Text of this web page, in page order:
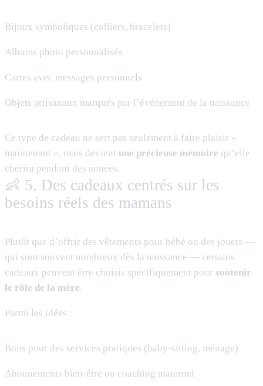
Bijoux symboliques (colliers, bracelets)
Albums photo personnalisés
Cartes avec messages personnels
Objets artisanaux marqués par l’événement de la naissance
Ce type de cadeau ne sert pas seulement à faire plaisir «
maintenant », mais devient une précieuse mémoire qu’elle
chérira pendant des années.
👶 5. Des cadeaux centrés sur les
besoins réels des mamans
Plutôt que d’offrir des vêtements pour bébé ou des jouets —
qui sont souvent nombreux dès la naissance — certains
cadeaux peuvent être choisis spécifiquement pour soutenir
le rôle de la mère.
Parmi les idées :
Bons pour des services pratiques (baby-sitting, ménage)
Abonnements bien-être ou coaching maternel